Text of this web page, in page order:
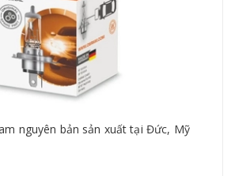
nguyên bản sản xuất tại Đức, Mỹ